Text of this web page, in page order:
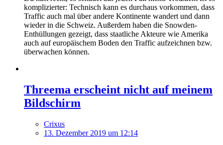
komplizierter: Technisch kann es durchaus vorkommen, dass
Traffic auch mal über andere Kontinente wandert und dann
wieder in die Schweiz. Außerdem haben die Snowden-
Enthüllungen gezeigt, dass staatliche Akteure wie Amerika
auch auf europäischem Boden den Traffic aufzeichnen bzw.
überwachen können.
Threema erscheint nicht auf meinem
Bildschirm
Crixus
13. Dezember 2019 um 12:14